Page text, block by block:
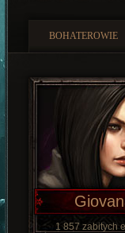
BOHATEROWIE
1 857 zabitych